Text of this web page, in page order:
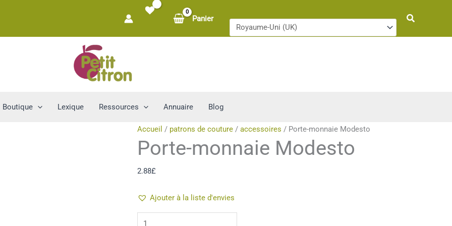
Panier Rechercher
Boutique Lexique Ressources Annuaire Blog
Accueil / patrons de couture / accessoires / Porte-monnaie Modesto
Porte-monnaie Modesto
2.88£
Ajouter à la liste d'envies
quantité